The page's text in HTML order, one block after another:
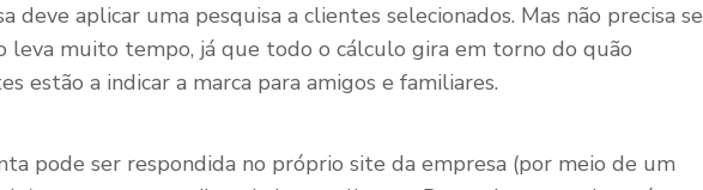
deve aplicar uma pesquisa a clientes selecionados. Mas não precisa se
leva muito tempo, já que todo o cálculo gira em torno do quão
estão a indicar a marca para amigos e familiares.
pode ser respondida no próprio site da empresa (por meio de um